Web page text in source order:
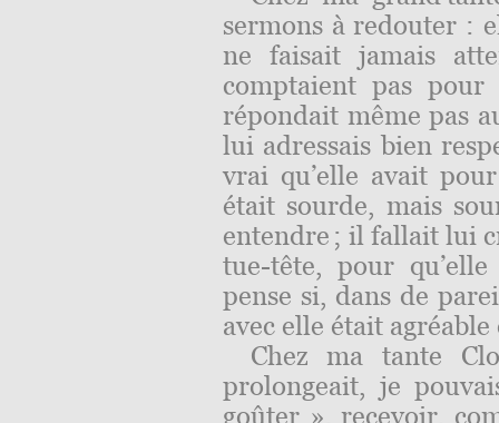
sermons à redouter :
ne faisait jamais
comptaient pas pour
répondait même pas
lui adressais bien
vrai qu’elle avait
était sourde, mais
entendre ; il fallait lui
tue-tête, pour
pense si, dans de
avec elle était
Chez ma tante
prolongeait, je
goûter », recevoir,